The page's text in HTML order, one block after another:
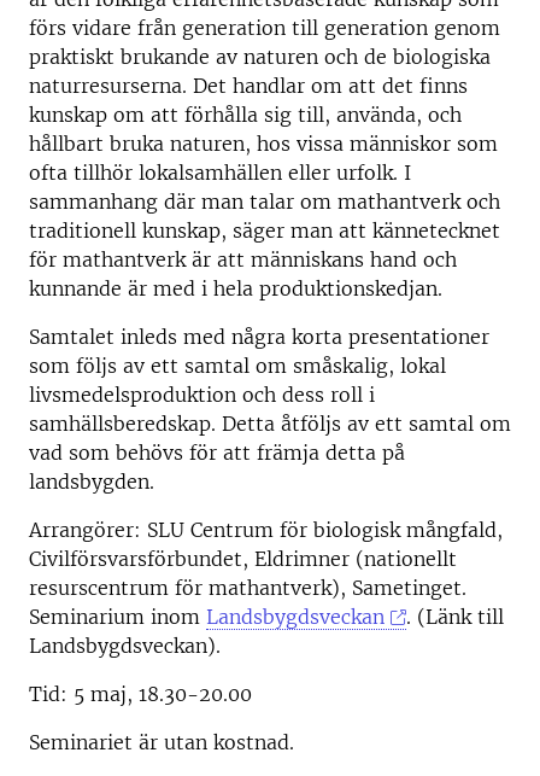
förs vidare från generation till generation genom
praktiskt brukande av naturen och de biologiska
naturresurserna. Det handlar om att det finns
kunskap om att förhålla sig till, använda, och
hållbart bruka naturen, hos vissa människor som
ofta tillhör lokalsamhällen eller urfolk. I
sammanhang där man talar om mathantverk och
traditionell kunskap, säger man att kännetecknet
för mathantverk är att människans hand och
kunnande är med i hela produktionskedjan.
Samtalet inleds med några korta presentationer
som följs av ett samtal om småskalig, lokal
livsmedelsproduktion och dess roll i
samhällsberedskap. Detta åtföljs av ett samtal om
vad som behövs för att främja detta på
landsbygden.
Arrangörer: SLU Centrum för biologisk mångfald,
Civilförsvarsförbundet, Eldrimner (nationellt
resurscentrum för mathantverk), Sametinget.
Seminarium inom Landsbygdsveckan
. (Länk till
Landsbygdsveckan).
Tid: 5 maj, 18.30-20.00
Seminariet är utan kostnad.